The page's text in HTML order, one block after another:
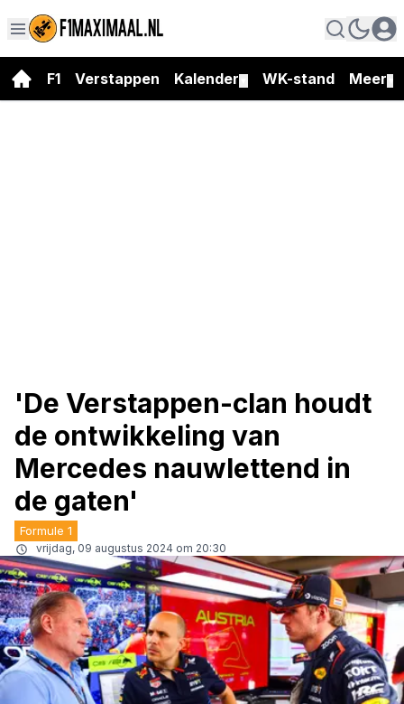
F1 Verstappen Kalender WK-stand Meer
'De Verstappen-clan houdt
de ontwikkeling van
Mercedes nauwlettend in
de gaten'
Formule 1
vrijdag, 09 augustus 2024 om 20:30